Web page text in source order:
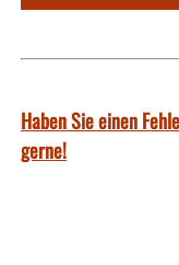
Haben Sie einen
gerne!